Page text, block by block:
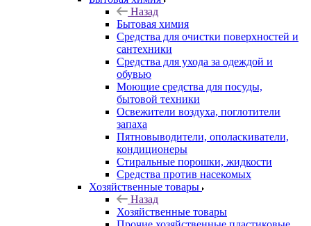
Назад
Бытовая химия
Средства для очистки поверхностей и
сантехники
Средства для ухода за одеждой и
обувью
Моющие средства для посуды,
бытовой техники
Освежители воздуха, поглотители
запаха
Пятновыводители, ополаскиватели,
кондиционеры
Стиральные порошки, жидкости
Средства против насекомых
Хозяйственные товары
Назад
Хозяйственные товары